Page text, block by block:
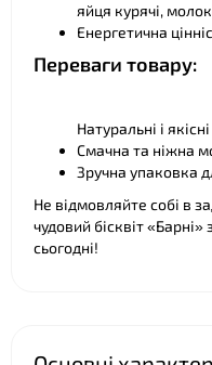
яйця курячі,
Енергетична
Переваги товару:
Натуральні і
Смачна та ніжна
Зручна упаковка
Не відмовляйте собі в
чудовий бісквіт
сьогодні!